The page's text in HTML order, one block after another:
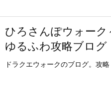
ひろさんぽウォー
ゆるふわ攻略ブログ
ドラクエウォークのブログ。攻